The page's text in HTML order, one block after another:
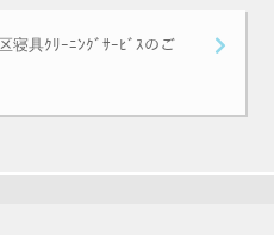
寝具ｸﾘｰﾆﾝｸﾞｻｰﾋﾞｽのご